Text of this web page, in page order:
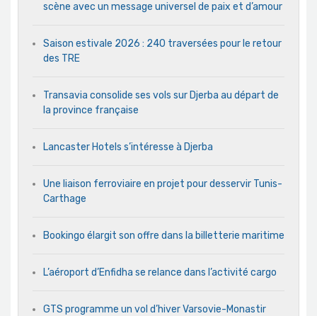
scène avec un message universel de paix et d’amour
Saison estivale 2026 : 240 traversées pour le retour
des TRE
Transavia consolide ses vols sur Djerba au départ de
la province française
Lancaster Hotels s’intéresse à Djerba
Une liaison ferroviaire en projet pour desservir Tunis-
Carthage
Bookingo élargit son offre dans la billetterie maritime
L’aéroport d’Enfidha se relance dans l’activité cargo
GTS programme un vol d’hiver Varsovie-Monastir